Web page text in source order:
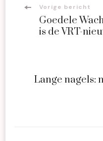
Bericht
navigatie
Vorige bericht
Goedele
is de VRT-
Lange nagels: